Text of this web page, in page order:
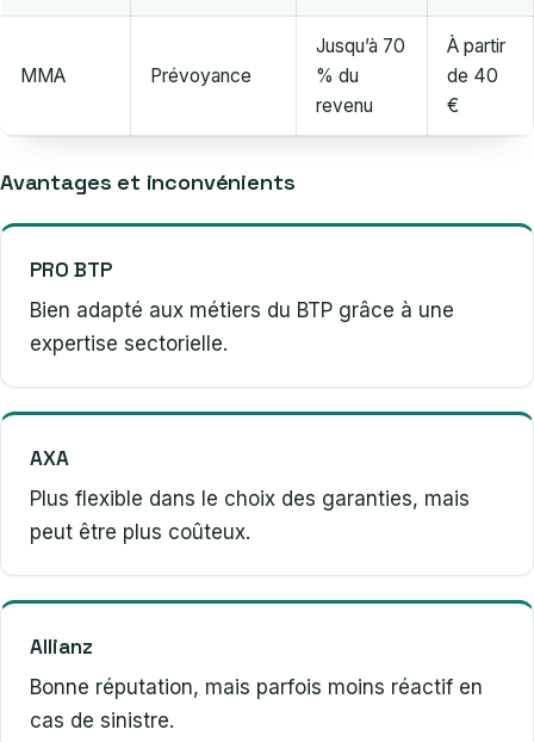
MMA Prévoyance
Jusqu’à 70
% du
revenu
À partir
de 40
€
Avantages et inconvénients
PRO BTP
Bien adapté aux métiers du BTP grâce à une
expertise sectorielle.
AXA
Plus flexible dans le choix des garanties, mais
peut être plus coûteux.
Allianz
Bonne réputation, mais parfois moins réactif en
cas de sinistre.